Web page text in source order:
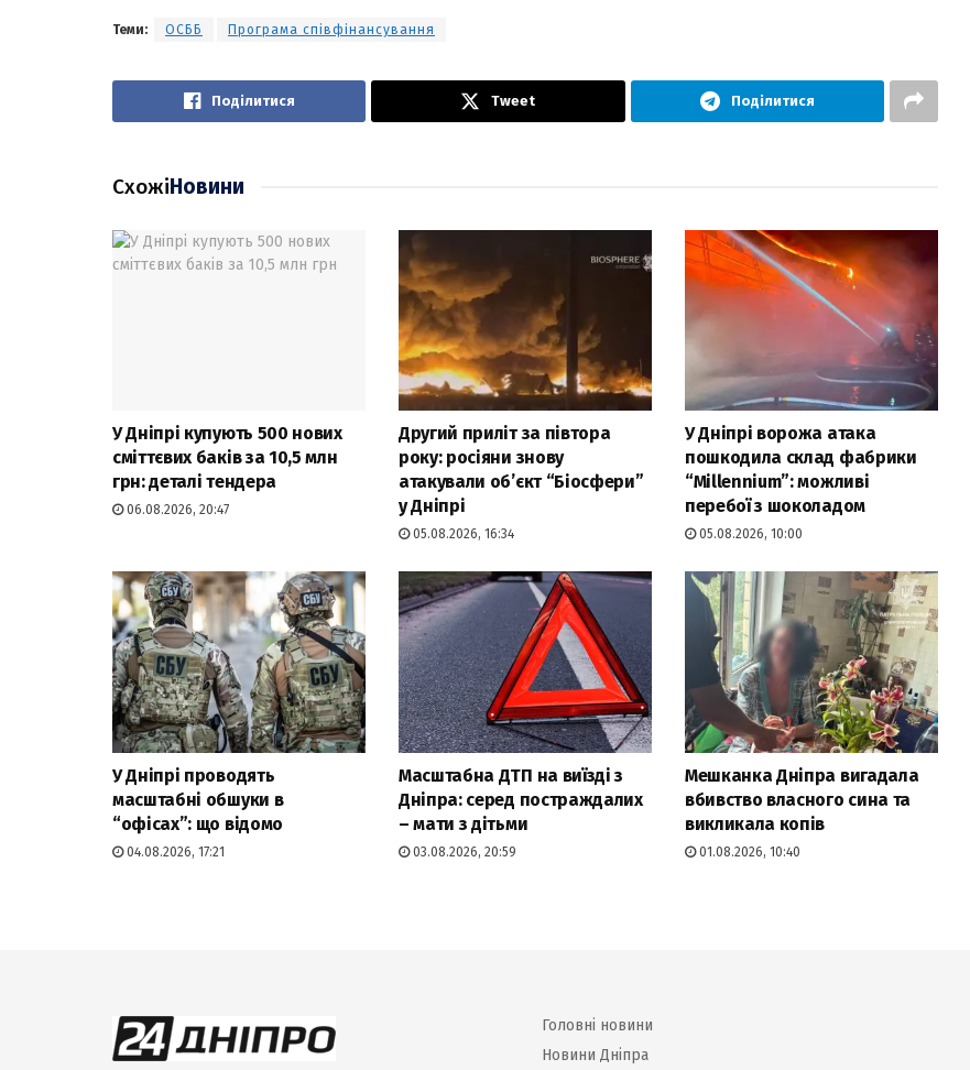
Теми: ОСББ Програма співфінансування
Поділитися Tweet Поділитися
СхожіНовини
У Дніпрі купують 500 нових
сміттєвих баків за 10,5 млн
грн: деталі тендера
06.08.2026, 20:47
Другий приліт за півтора
року: росіяни знову
атакували об’єкт “Біосфери”
у Дніпрі
05.08.2026, 16:34
У Дніпрі ворожа атака
пошкодила склад фабрики
“Millennium”: можливі
перебої з шоколадом
05.08.2026, 10:00
У Дніпрі проводять
масштабні обшуки в
“офісах”: що відомо
04.08.2026, 17:21
Масштабна ДТП на виїзді з
Дніпра: серед постраждалих
– мати з дітьми
03.08.2026, 20:59
Мешканка Дніпра вигадала
вбивство власного сина та
викликала копів
01.08.2026, 10:40
Головні новини
Новини Дніпра